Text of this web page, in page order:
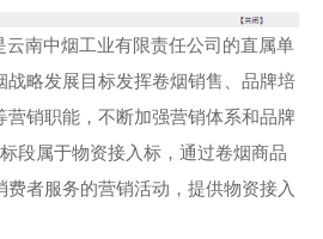
云南中烟工业有限责任公司的直属单
战略发展目标发挥卷烟销售、品牌培
营销职能，不断加强营销体系和品牌
段属于物资接入标，通过卷烟商品
费者服务的营销活动，提供物资接入